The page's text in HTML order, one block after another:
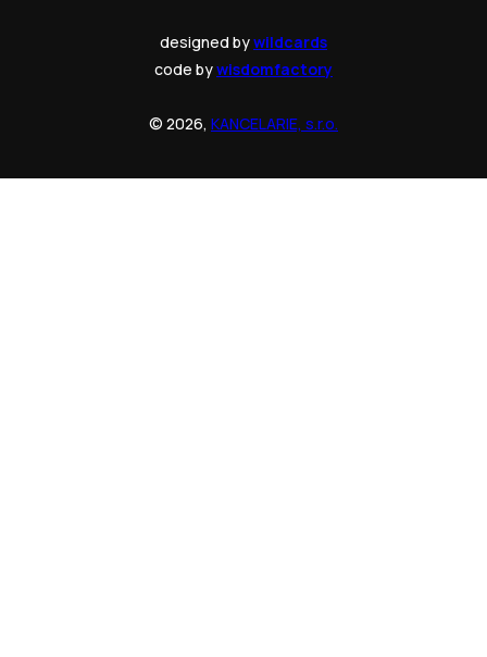
designed bywildcards
code bywisdomfactory
© 2026, KANCELARIE, s.r.o.